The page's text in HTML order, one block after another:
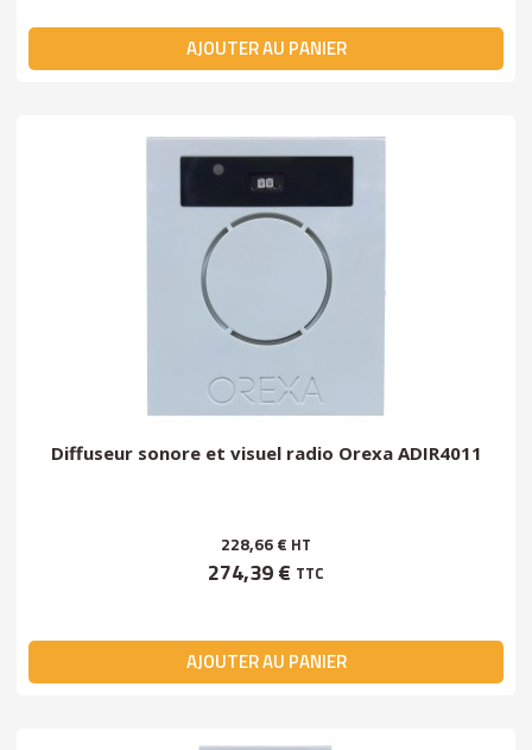
AJOUTER AU PANIER
Diffuseur sonore et visuel radio Orexa ADIR4011
228,66 € HT
274,39 € TTC
AJOUTER AU PANIER